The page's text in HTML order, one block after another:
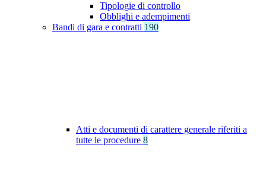
Tipologie di controllo
Obblighi e adempimenti
Bandi di gara e contratti 190
Atti e documenti di carattere generale riferiti a
tutte le procedure 8